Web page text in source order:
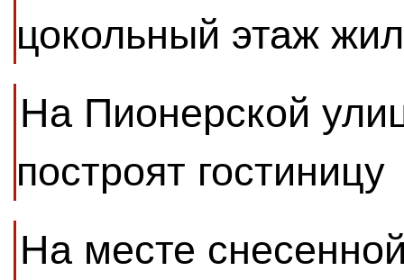
цокольный этаж
На Пионерской
построят гостиницу
На месте